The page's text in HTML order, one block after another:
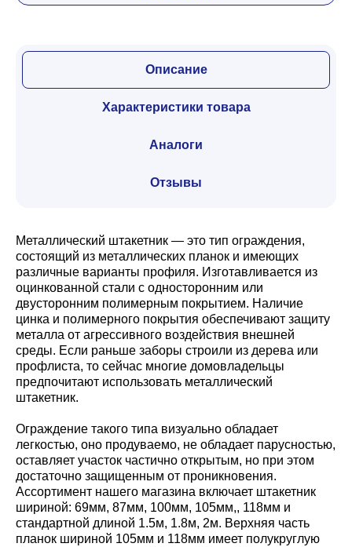
Описание
Характеристики товара
Аналоги
Отзывы
Металлический штакетник — это тип ограждения,
состоящий из металлических планок и имеющих
различные варианты профиля. Изготавливается из
оцинкованной стали с односторонним или
двусторонним полимерным покрытием. Наличие
цинка и полимерного покрытия обеспечивают защиту
металла от агрессивного воздействия внешней
среды. Если раньше заборы строили из дерева или
профлиста, то сейчас многие домовладельцы
предпочитают использовать металлический
штакетник.
Ограждение такого типа визуально обладает
легкостью, оно продуваемо, не обладает парусностью,
оставляет участок частично открытым, но при этом
достаточно защищенным от проникновения.
Ассортимент нашего магазина включает штакетник
шириной: 69мм, 87мм, 100мм, 105мм,, 118мм и
стандартной длиной 1.5м, 1.8м, 2м. Верхняя часть
планок шириной 105мм и 118мм имеет полукруглую